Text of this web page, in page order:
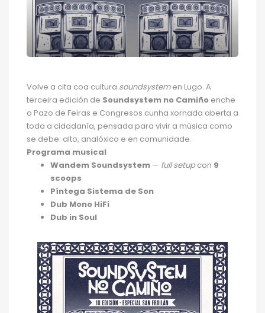
Volve a cita coa cultura soundsystemen Lugo. A
terceira edición de Soundsystem no Camiño enche
o Pazo de Feiras e Congresos cunha xornada aberta a
toda a cidadanía, pensada para vivir a música como
se debe: alto, analóxico e en comunidade.
Programa musical
Wandem Soundsystem — full setupcon 9
scoops
Píntega Sistema de Son
Dub Mono HiFi
Dub in Soul